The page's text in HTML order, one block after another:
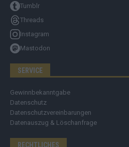
Tumblr
Threads
Instagram
Mastodon
SERVICE
Gewinnbekanntgabe
Datenschutz
Datenschutzvereinbarungen
Datenauszug & Löschanfrage
RECHTLICHES